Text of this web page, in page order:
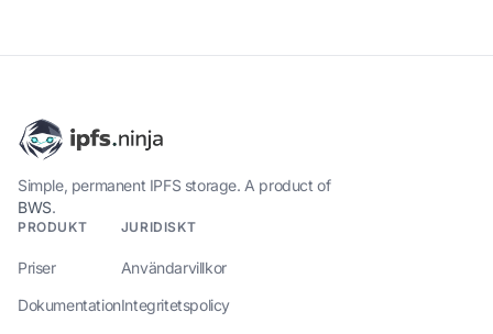
Simple, permanent IPFS storage. A product of
BWS.
PRODUKT
Priser
Dokumentation
JURIDISKT
Användarvillkor
Integritetspolicy